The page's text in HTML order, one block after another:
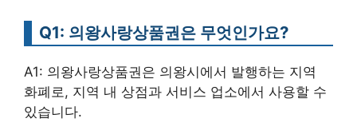
Q1: 의왕사랑상품권은 무엇인가요?
A1: 의왕사랑상품권은 의왕시에서 발행하는 지역
화폐로, 지역 내 상점과 서비스 업소에서 사용할 수
있습니다.